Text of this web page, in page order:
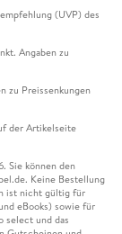
(UVP) des
Angaben zu
zu Preissenkungen
der Artikelseite
Sie können den
Keine Bestellung
ist nicht gültig für
eBooks) sowie für
select und das